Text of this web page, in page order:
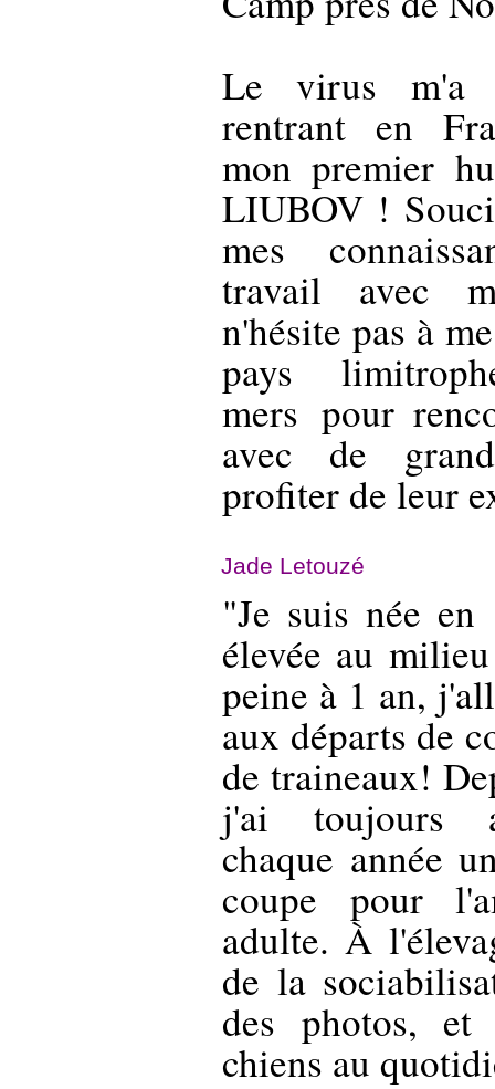
Le virus m'a
rentrant en
mon premier
LIUBOV !
mes
travail avec
n'hésite pas à
pays
mers pour
avec de
profiter de leur
Jade Letouzé
"Je suis née
élevée au
peine à 1 an,
aux départs de
de traineaux!
j'ai toujours
chaque année
coupe pour
adulte. À
de la
des photos,
chiens au